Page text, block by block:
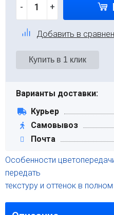
- +
Добавить в
Варианты доставки:
Курьер
Самовывоз
Почта
Особенности
передать
текстуру и оттенок в